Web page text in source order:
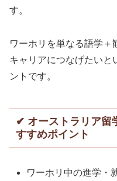
す。
ワーホリを単なる語学＋
キャリアにつなげたいと
ントです。
✔ オーストラリア留
すすめポイント
ワーホリ中の進学・